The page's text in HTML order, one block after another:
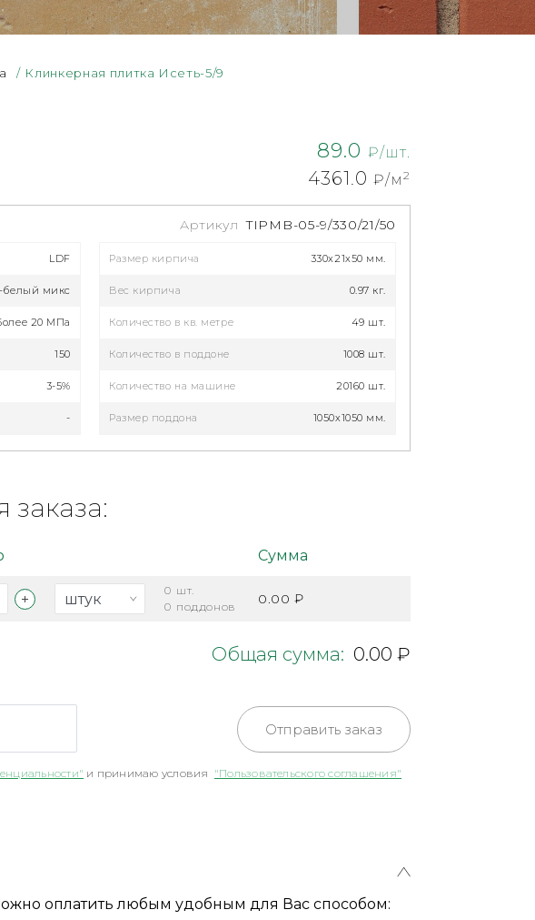
/ Клинкерная плитка Исеть-5/9
89.0 ₽/шт.
4361.0 ₽/м 2
Артикул TIPMB-05-9/330/21/50
LDF
белый микс
20 МПа
150
3-5%
-
Размер кирпича 330x21x50 мм.
Вес кирпича 0.97 кг.
Количество в кв. метре 49 шт.
Количество в поддоне 1008 шт.
Количество на машине 20160 шт.
Размер поддона 1050х1050 мм.
Сумма
0 шт.
0 поддонов 0.00 ₽
Общая сумма: 0.00 ₽
Отправить заказ
и принимаю условия "Пользовательского соглашения"
оплатить любым удобным для Вас способом: